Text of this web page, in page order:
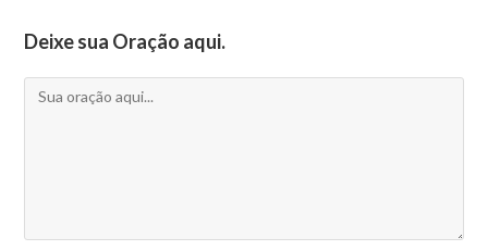
Deixe sua Oração aqui.